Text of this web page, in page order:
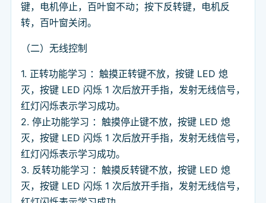
键，电机停止，百叶窗不动；按下反转键，电机反
转，百叶窗关闭。
（二）无线控制
1. 正转功能学习 ：触摸正转键不放，按键 LED 熄
灭，按键 LED 闪烁 1 次后放开手指，发射无线信号，
红灯闪烁表示学习成功。
2. 停止功能学习 ：触摸停止键不放，按键 LED 熄
灭，按键 LED 闪烁 1 次后放开手指，发射无线信号，
红灯闪烁表示学习成功。
3. 反转功能学习 ：触摸反转键不放，按键 LED 熄
灭，按键 LED 闪烁 1 次后放开手指，发射无线信号，